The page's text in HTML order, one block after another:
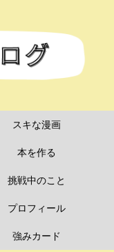
スキな漫画
本を作る
挑戦中のこと
プロフィール
強みカード